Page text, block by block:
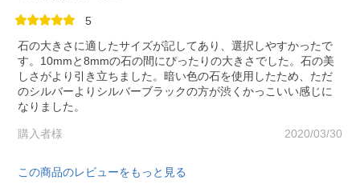
5
石の大きさに適したサイズが記してあり、選択しやすかったで
す。10mmと8mmの石の間にぴったりの大きさでした。石の美
しさがより引き立ちました。暗い色の石を使用したため、ただ
のシルバーよりシルバーブラックの方が渋くかっこいい感じに
なりました。
購入者様 2020/03/30
この商品のレビューをもっと見る